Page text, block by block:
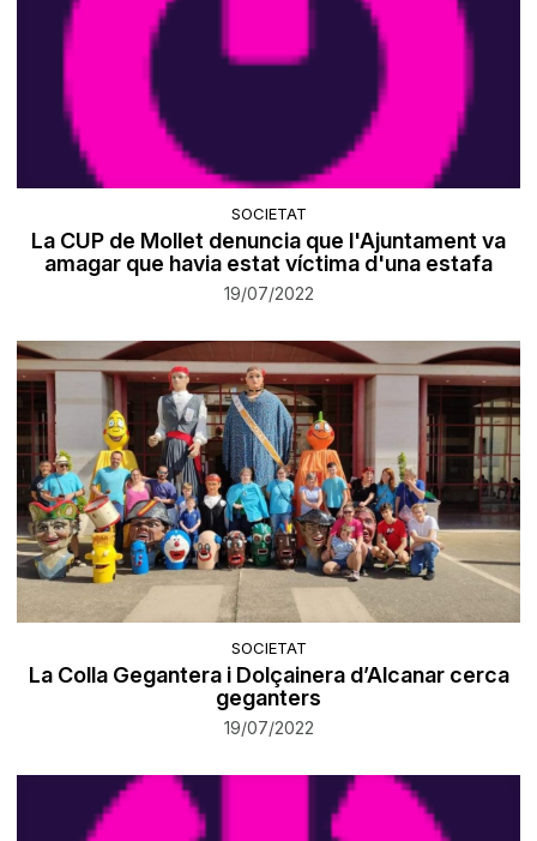
SOCIETAT
La CUP de Mollet denuncia que l'Ajuntament va
amagar que havia estat víctima d'una estafa
19/07/2022
SOCIETAT
La Colla Gegantera i Dolçainera d’Alcanar cerca
geganters
19/07/2022